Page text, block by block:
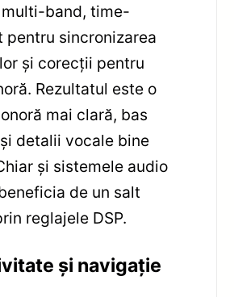
band, time-
pentru sincronizarea
și corecții pentru
Rezultatul este o
mai clară, bas
detalii vocale bine
și sistemele audio
de un salt
reglajele DSP.
și navigație